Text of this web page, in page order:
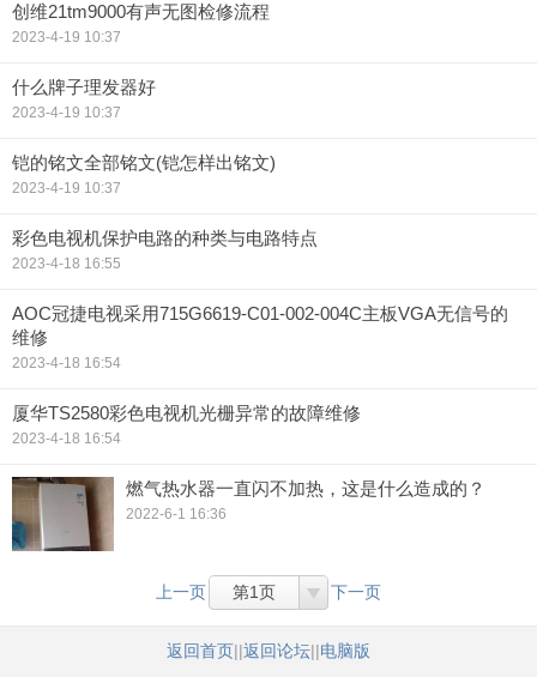
创维21tm9000有声无图检修流程
2023-4-19 10:37
什么牌子理发器好
2023-4-19 10:37
铠的铭文全部铭文(铠怎样出铭文)
2023-4-19 10:37
彩色电视机保护电路的种类与电路特点
2023-4-18 16:55
AOC冠捷电视采用715G6619-C01-002-004C主板VGA无信号的
维修
2023-4-18 16:54
厦华TS2580彩色电视机光栅异常的故障维修
2023-4-18 16:54
燃气热水器一直闪不加热，这是什么造成的？
2022-6-1 16:36
上一页 第1页 下一页
返回首页||返回论坛||电脑版